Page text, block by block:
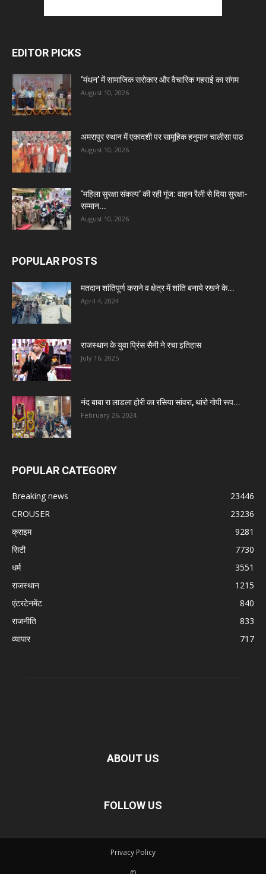
EDITOR PICKS
‘मंथन’ में सामाजिक सरोकार और वैचारिक गहराई का संगम
August 10, 2026
अमरापुर स्थान में एकादशी पर सामूहिक हनुमान चालीसा पाठ
August 10, 2026
‘महिला सुरक्षा संकल्प’ की रही गूंज: वाहन रैली से दिया सुरक्षा-
सम्मान...
August 10, 2026
POPULAR POSTS
मतदान शांतिपूर्ण कराने व क्षेत्र में शांति बनाये रखने के...
April 4, 2024
राजस्थान के युवा प्रिंस सैनी ने रचा इतिहास
July 16, 2025
नंद बाबा रा लाडला होरी का रसिया सांवरा, थांरो गोपी रूप...
February 26, 2024
POPULAR CATEGORY
Breaking news
23446
CROUSER
23236
क्राइम
9281
सिटी
7730
धर्म
3551
राजस्थान
1215
एंटरटेनमेंट
840
राजनीति
833
व्यापार
717
ABOUT US
FOLLOW US
Privacy Policy